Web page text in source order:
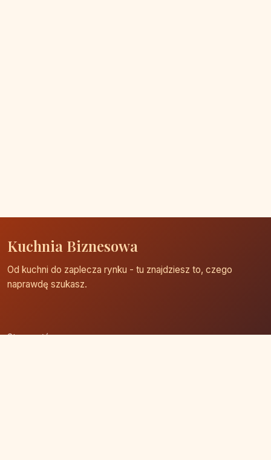
Kuchnia Biznesowa
Od kuchni do zaplecza rynku - tu znajdziesz to, czego
naprawdę szukasz.
Strona główna